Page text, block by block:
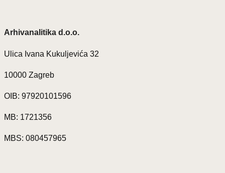
Arhivanalitika d.o.o.
Ulica Ivana Kukuljevića 32
10000 Zagreb
OIB: 97920101596
MB: 1721356
MBS: 080457965